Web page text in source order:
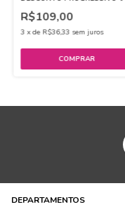
R$109,00
3 xde R$36,33 sem juros
DEPARTAMENTOS